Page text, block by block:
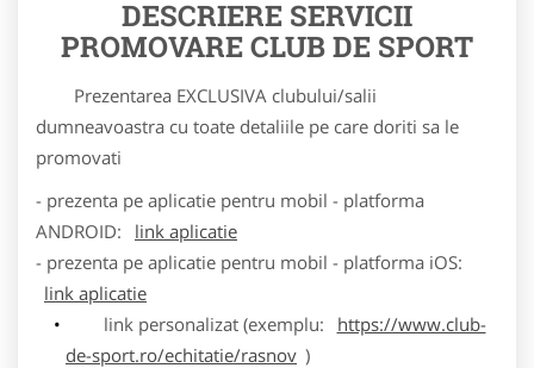
DESCRIERE SERVICII
PROMOVARE CLUB DE SPORT
Prezentarea EXCLUSIVA clubului/salii
dumneavoastra cu toate detaliile pe care doriti sa le
promovati
- prezenta pe aplicatie pentru mobil - platforma
ANDROID:
link aplicatie
- prezenta pe aplicatie pentru mobil - platforma iOS:
link aplicatie
link personalizat (exemplu:
https://www.club-
de-sport.ro/echitatie/rasnov )